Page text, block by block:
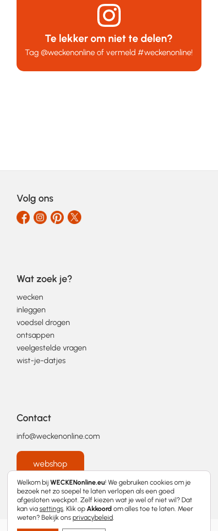
Te lekker om niet te delen?
Tag@weckenonline of vermeld#weckenonline!
Volg ons
Wat zoek je?
wecken
inleggen
voedsel drogen
ontsappen
veelgestelde vragen
wist-je-datjes
Contact
info@weckenonline.com
webshop
Welkom bijWECKENonline.eu! We gebruiken cookies om je
bezoek net zo soepel te laten verlopen als een goed
afgesloten weckpot. Zelf kiezen wat je wel of niet wil? Dat
kan viasettings. Klik opAkkoord om alles toe te laten. Meer
weten? Bekijk onsprivacybeleid.